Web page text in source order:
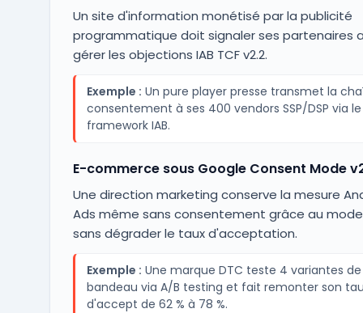
Un site d'information monétisé par la publicité
programmatique doit signaler ses partenaires
gérer les objections IAB TCF v2.2.
Exemple : Un pure player presse transmet la
consentement à ses 400 vendors SSP/DSP via le
framework IAB.
E-commerce sous Google Consent Mode
Une direction marketing conserve la mesure
Ads même sans consentement grâce au
sans dégrader le taux d'acceptation.
Exemple : Une marque DTC teste 4 variantes de
bandeau via A/B testing et fait remonter son
d'accept de 62 % à 78 %.